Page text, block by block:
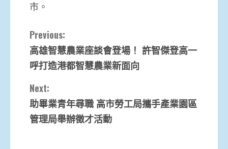
市。
Continue
Reading
Previous:
高雄智慧農業座談會登場！ 許智傑登高一
呼打造港都智慧農業新面向
Next:
助畢業青年尋職 高市勞工局攜手產業園區
管理局舉辦徵才活動